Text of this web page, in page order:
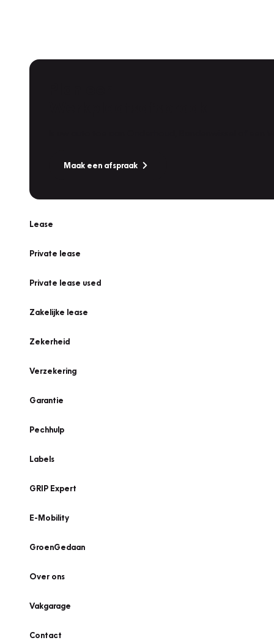
Maak een afspraak
Lease
Private lease
Private lease used
Zakelijke lease
Zekerheid
Verzekering
Garantie
Pechhulp
Labels
GRIP Expert
E-Mobility
GroenGedaan
Over ons
Vakgarage
Contact